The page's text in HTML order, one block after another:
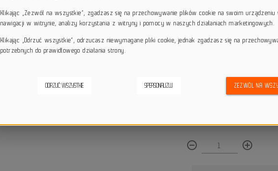
local_shipping Darmowa dostawa przy
remove_circle_outline add_circle_outline
Klikając „Zezwól na wszystkie”, zgadzasz się na przechowywanie plików cookie na swoim urządzeniu
nawigacji w witrynie, analizy korzystania z witryny i pomocy w naszych działaniach marketingowych.
Klikając „Odrzuć wszystkie”, odrzucasz niewymagane pliki cookie, jednak zgadzasz się na
potrzebnych do prawidłowego działania strony.
ODRZUĆ WSZYSTKIE SPERSONALIZUJ ZEZWÓL NA